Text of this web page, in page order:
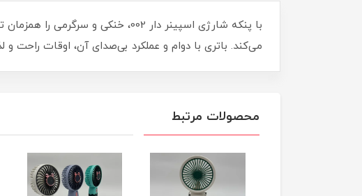
با پنکه شارژی اسپینر دار 002،
می‌کند. باتری با دوام و عملکرد بی‌صدای آن، اوقات راحت
محصولات مرتبط